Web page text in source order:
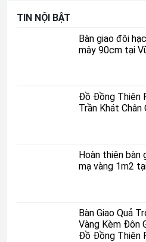
được sử dụng trên các cờ, huy
các dụng cụ quân sự khác.
và cung cấp thông tin về đơn
sự trong cùng một tổ chức,
nhất và đồng đều trong việc
TIN NỘI BẬT
Bàn giao đôi
mây 90cm tại
Đồ Đồng Thiên
Trần Khát Chân
Hoàn thiện bàn
mạ vàng 1m2
Bàn Giao Quả
Vàng Kèm Đôn
Đồ Đồng Thiên